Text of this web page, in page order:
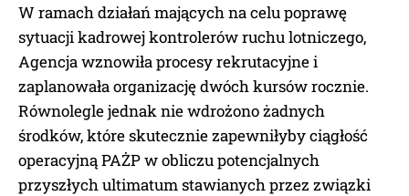
W ramach działań mających na celu poprawę
sytuacji kadrowej kontrolerów ruchu lotniczego,
Agencja wznowiła procesy rekrutacyjne i
zaplanowała organizację dwóch kursów rocznie.
Równolegle jednak nie wdrożono żadnych
środków, które skutecznie zapewniłyby ciągłość
operacyjną PAŻP w obliczu potencjalnych
przyszłych ultimatum stawianych przez związki